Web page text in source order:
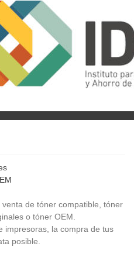
de tóner compatible, tóner
o tóner OEM.
impresoras, la compra de tus
posible.